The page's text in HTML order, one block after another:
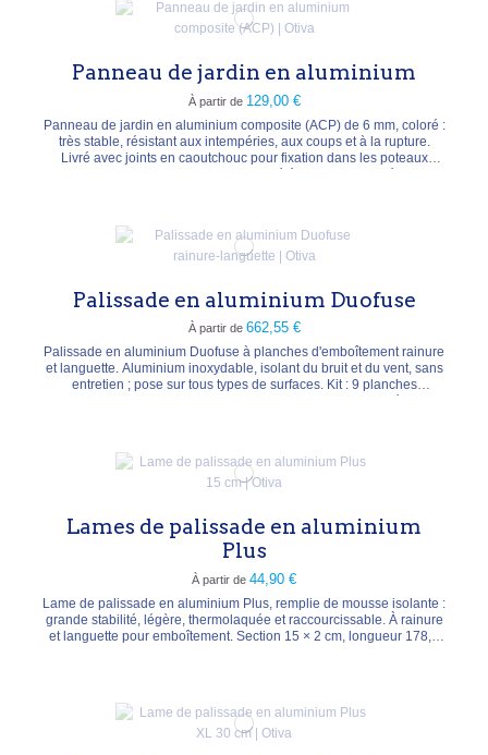
Panneau de jardin en aluminium
À partir de 129,00 €
Panneau de jardin en aluminium composite (ACP) de 6 mm, coloré :
très stable, résistant aux intempéries, aux coups et à la rupture.
Livré avec joints en caoutchouc pour fixation dans les poteaux
Clips. Recoupable (lame carbure, de préférence par un spécialiste).
Palissade en aluminium Duofuse
À partir de 662,55 €
Palissade en aluminium Duofuse à planches d'emboîtement rainure
et languette. Aluminium inoxydable, isolant du bruit et du vent, sans
entretien ; pose sur tous types de surfaces. Kit : 9 planches
Lames de palissade en aluminium
Plus
À partir de 44,90 €
Lame de palissade en aluminium Plus, remplie de mousse isolante :
grande stabilité, légère, thermolaquée et raccourcissable. À rainure
et languette pour emboîtement. Section 15 × 2 cm, longueur 178,5